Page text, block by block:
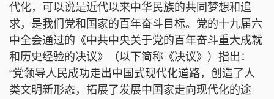
代化，可以说是近代以来中华民族的共同梦想和追
求，是我们党和国家的百年奋斗目标。党的十九届六
中全会通过的《中共中央关于党的百年奋斗重大成就
和历史经验的决议》（以下简称《决议》）指出：
“党领导人民成功走出中国式现代化道路，创造了人
类文明新形态，拓展了发展中国家走向现代化的途